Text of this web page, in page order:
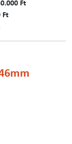
Ft
Ft